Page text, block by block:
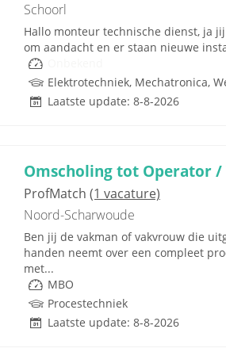
Schoorl
Hallo monteur technische dienst, ja
om aandacht en er staan nieuwe
Laatste update: 8-8-2026
Omscholing tot Operator
ProfMatch (1 vacature)
Noord-Scharwoude
Ben jij de vakman of vakvrouw die
handen neemt over een compleet
met...
MBO
Procestechniek
Laatste update: 8-8-2026